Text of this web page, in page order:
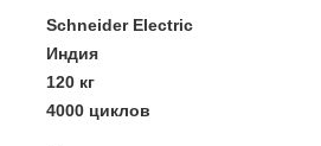
Schneider Electric
Индия
120 кг
4000 циклов